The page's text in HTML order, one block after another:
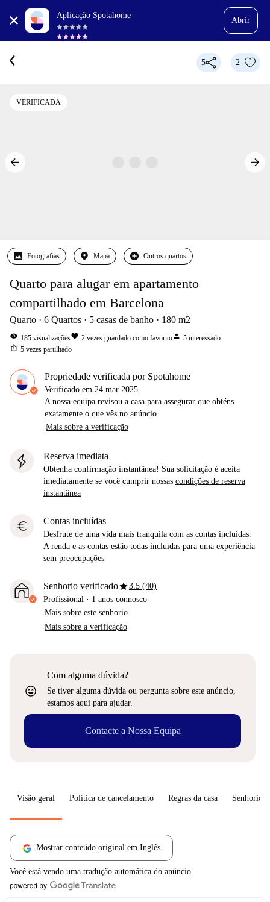
Aplicação Spotahome
Abrir
5 2
VERIFICADA
Fotografias Mapa Outros quartos
Quarto para alugar em apartamento
compartilhado em Barcelona
Quarto 6 Quartos 5 casas de banho 180 m2
visibility 185 visualizaçõesfavorite 2 vezes guardado como favoritoperson 5 interessado
ios_share 5 vezes partilhado
Propriedade verificada por Spotahome
Verificado em 24 mar 2025
A nossa equipa revisou a casa para assegurar que obténs
exatamente o que vês no anúncio.
Mais sobre a verificação
Reserva imediata
Obtenha confirmação instantânea! Sua solicitação é aceita
imediatamente se você cumprir nossas condições de reserva
instantânea
euro Contas incluídas
Desfrute de uma vida mais tranquila com as contas incluídas.
A renda e as contas estão todas incluídas para uma experiência
sem preocupações
Senhorio verificadostar3.5 (40)
Profissional · 1 anos connosco
Mais sobre este senhorio
Mais sobre a verificação
sentiment_very_satisfied
Com alguma dúvida?
Se tiver alguma dúvida ou pergunta sobre este anúncio,
estamos aqui para ajudar.
Contacte a Nossa Equipa
Visão geral Política de cancelamento Regras da casa Senhorio
Mostrar conteúdo original em Inglês
Você está vendo uma tradução automática do anúncio